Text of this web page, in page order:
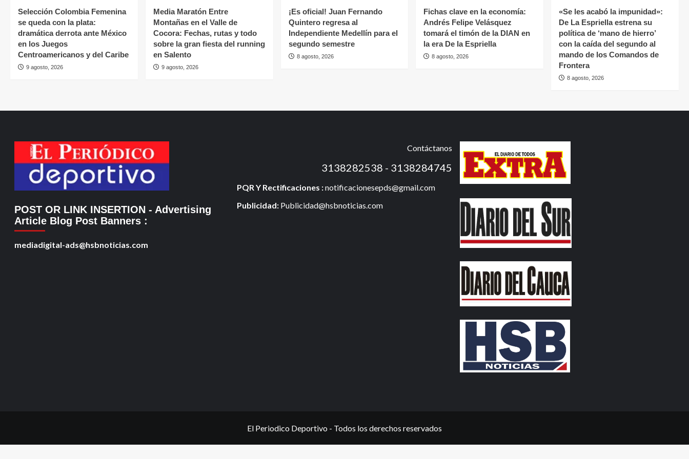
Selección Colombia Femenina
se queda con la plata:
dramática derrota ante México
en los Juegos
Centroamericanos y del Caribe
9 agosto, 2026
Media Maratón Entre
Montañas en el Valle de
Cocora: Fechas, rutas y todo
sobre la gran fiesta del running
en Salento
9 agosto, 2026
¡Es oficial! Juan Fernando
Quintero regresa al
Independiente Medellín para el
segundo semestre
8 agosto, 2026
Fichas clave en la economía:
Andrés Felipe Velásquez
tomará el timón de la DIAN en
la era De la Espriella
8 agosto, 2026
«Se les acabó la impunidad»:
De La Espriella estrena su
política de ‘mano de hierro’
con la caída del segundo al
mando de los Comandos de
Frontera
8 agosto, 2026
POST OR LINK INSERTION - Advertising
Article Blog Post Banners :
mediadigital-ads@hsbnoticias.com
Contáctanos
3138282538 - 3138284745
PQR Y Rectificaciones :notificacionesepds@gmail.com
Publicidad: Publicidad@hsbnoticias.com